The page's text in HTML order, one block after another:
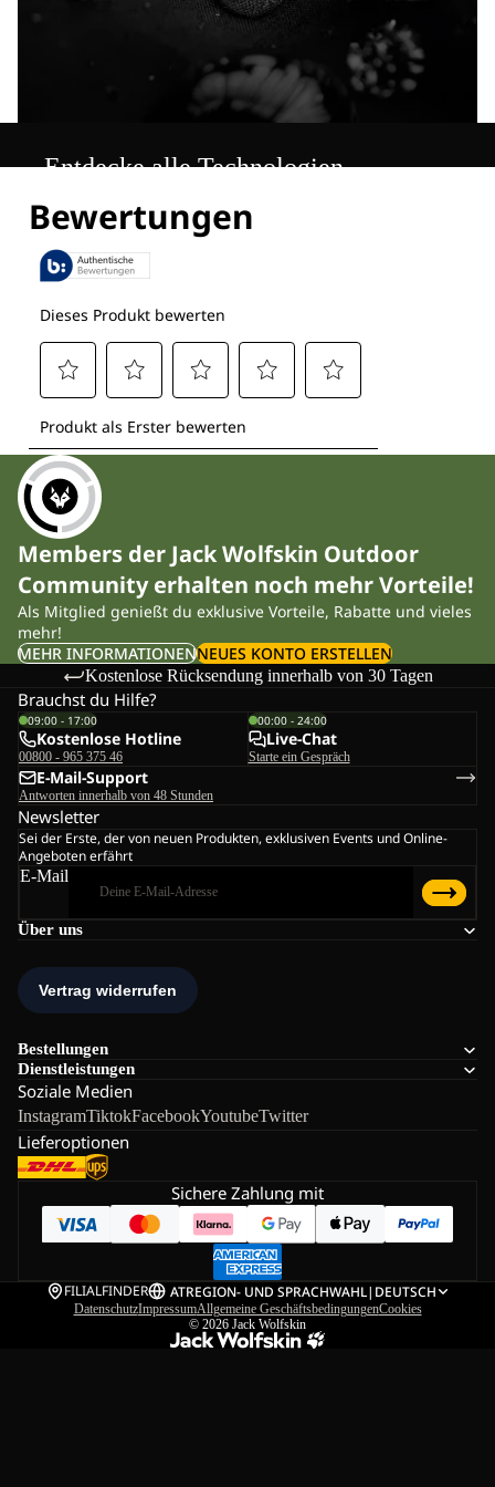
Entdecke alle Technologien
Members der Jack Wolfskin Outdoor
Community erhalten noch mehr Vorteile!
Als Mitglied genießt du exklusive Vorteile, Rabatte und vieles
mehr!
MEHR INFORMATIONENNEUES KONTO ERSTELLEN
Kostenlose Rücksendung innerhalb von 30 Tagen
Über uns
Bestellungen
Dienstleistungen
Soziale Medien
InstagramTiktokFacebookYoutubeTwitter
Lieferoptionen
Brauchst du Hilfe?
09:00 - 17:00
Kostenlose Hotline
00800 - 965 375 46
00:00 - 24:00
Live-Chat
Starte ein Gespräch
E-Mail-Support
Antworten innerhalb von 48 Stunden
Newsletter
Sei der Erste, der von neuen Produkten, exklusiven Events und Online-
Angeboten erfährt
E-Mail
Sichere Zahlung mit
FILIALFINDER ATREGION- UND SPRACHWAHL| DEUTSCH
DatenschutzImpressumAllgemeine GeschäftsbedingungenCookies
© 2026 Jack Wolfskin